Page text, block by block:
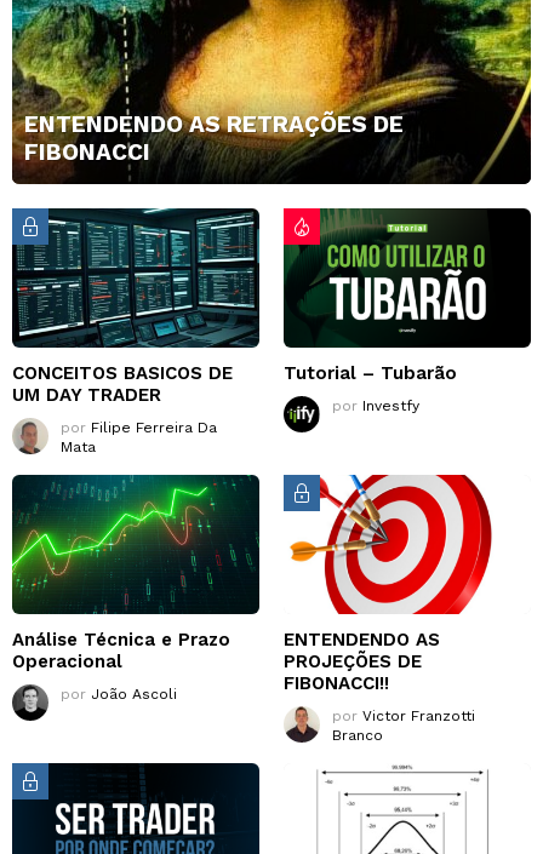
ENTENDENDO AS RETRAÇÕES DE
FIBONACCI
CONCEITOS BASICOS DE
UM DAY TRADER
por Filipe Ferreira Da
Mata
Tutorial – Tubarão
por Investfy
Análise Técnica e Prazo
Operacional
por João Ascoli
ENTENDENDO AS
PROJEÇÕES DE
FIBONACCI!!
por Victor Franzotti
Branco